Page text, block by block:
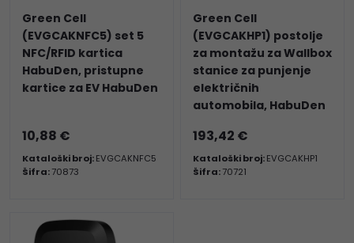
Green Cell
(EVGCAKNFC5) set 5
NFC/RFID kartica
HabuDen, pristupne
kartice za EV HabuDen
10,88 €
Kataloški broj:EVGCAKNFC5
Šifra:70873
Green Cell
(EVGCAKHP1) postolje
za montažu za Wallbox
stanice za punjenje
električnih
automobila, HabuDen
193,42 €
Kataloški broj:EVGCAKHP1
Šifra:70721